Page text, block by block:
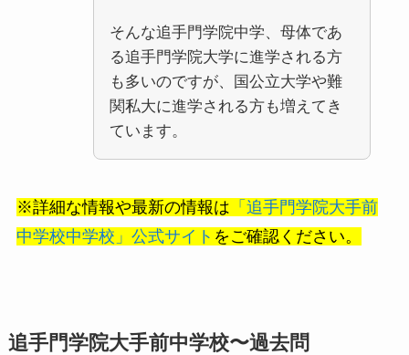
そんな追手門学院中学、母体であ
る追手門学院大学に進学される方
も多いのですが、国公立大学や難
関私大に進学される方も増えてき
ています。
※詳細な情報や最新の情報は 「追手門学院大手前
中学校中学校」公式サイト をご確認ください。
追手門学院大手前中学校〜過去問